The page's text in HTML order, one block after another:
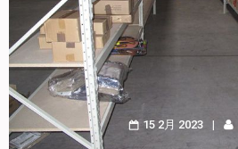
15 2月 2023